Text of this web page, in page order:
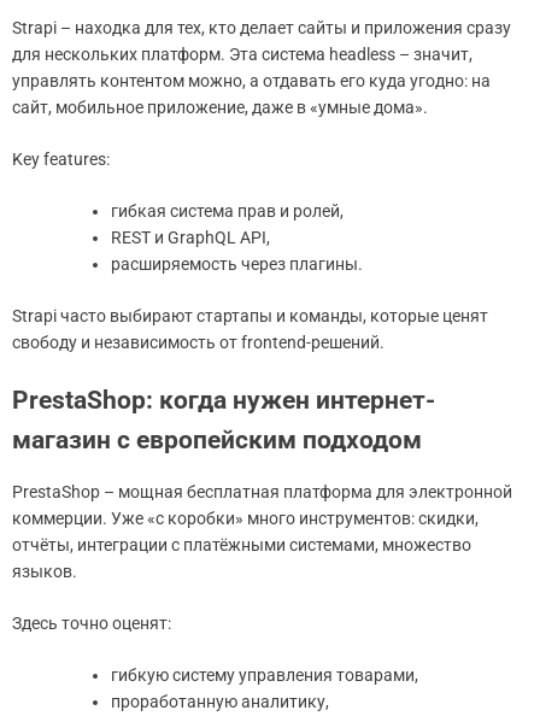
Strapi – находка для тех, кто делает сайты и приложения сразу
для нескольких платформ. Эта система headless – значит,
управлять контентом можно, а отдавать его куда угодно: на
сайт, мобильное приложение, даже в «умные дома».
Key features:
гибкая система прав и ролей,
REST и GraphQL API,
расширяемость через плагины.
Strapi часто выбирают стартапы и команды, которые ценят
свободу и независимость от frontend-решений.
PrestaShop: когда нужен интернет-
магазин с европейским подходом
PrestaShop – мощная бесплатная платформа для электронной
коммерции. Уже «с коробки» много инструментов: скидки,
отчёты, интеграции с платёжными системами, множество
языков.
Здесь точно оценят:
гибкую систему управления товарами,
проработанную аналитику,